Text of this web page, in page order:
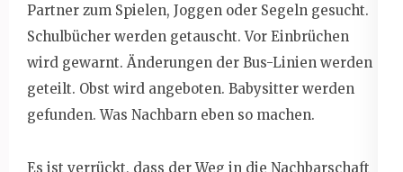
Partner zum Spielen, Joggen oder Segeln gesucht.
Schulbücher werden getauscht. Vor Einbrüchen
wird gewarnt. Änderungen der Bus-Linien werden
geteilt. Obst wird angeboten. Babysitter werden
gefunden. Was Nachbarn eben so machen.
Es ist verrückt, dass der Weg in die Nachbarschaft